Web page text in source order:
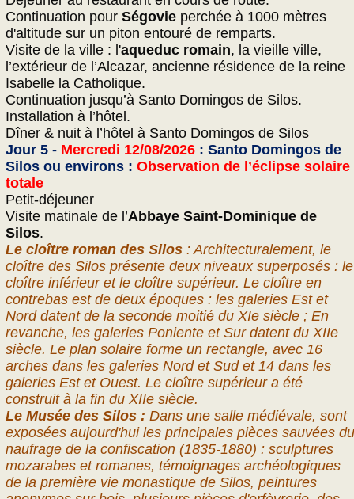
Continuation pour Ségovie perchée à 1000 mètres
d'altitude sur un piton entouré de remparts.
Visite de la ville : l'aqueduc romain, la vieille ville,
l’extérieur de l’Alcazar, ancienne résidence de la reine
Isabelle la Catholique.
Continuation jusqu’à Santo Domingos de Silos.
Installation à l’hôtel.
Dîner & nuit à l’hôtel à Santo Domingos de Silos
Jour 5 - Mercredi 12/08/2026: Santo Domingos de
Silos ou environs : Observation de l’éclipse solaire
totale
Petit-déjeuner
Visite matinale de l’Abbaye Saint-Dominique de
Silos.
Le cloître roman des Silos: Architecturalement, le
cloître des Silos présente deux niveaux superposés : le
cloître inférieur et le cloître supérieur. Le cloître en
contrebas est de deux époques : les galeries Est et
Nord datent de la seconde moitié du XIe siècle ; En
revanche, les galeries Poniente et Sur datent du XIIe
siècle. Le plan solaire forme un rectangle, avec 16
arches dans les galeries Nord et Sud et 14 dans les
galeries Est et Ouest. Le cloître supérieur a été
construit à la fin du XIIe siècle.
Le Musée des Silos : Dans une salle médiévale, sont
exposées aujourd'hui les principales pièces sauvées du
naufrage de la confiscation (1835-1880) : sculptures
mozarabes et romanes, témoignages archéologiques
de la première vie monastique de Silos, peintures